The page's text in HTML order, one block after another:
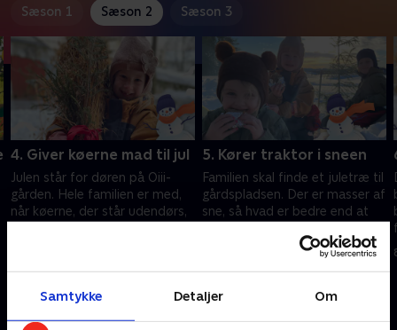
Samtykke Detaljer Om
Sæson 1 Sæson 2 Sæson 3
4. Giver køerne mad til jul
Julen står for døren på Oiii-
gården. Hele familien er med,
når køerne, der står udendørs,
5. Kører traktor i sneen
Familien skal finde et juletræ til
gårdspladsen. Der er masser af
sne, så hvad er bedre end at
traktoren og blive trukket ud til
8. november 2025 • 15 min